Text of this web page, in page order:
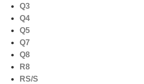
Q3
Q4
Q5
Q7
Q8
R8
RS/S